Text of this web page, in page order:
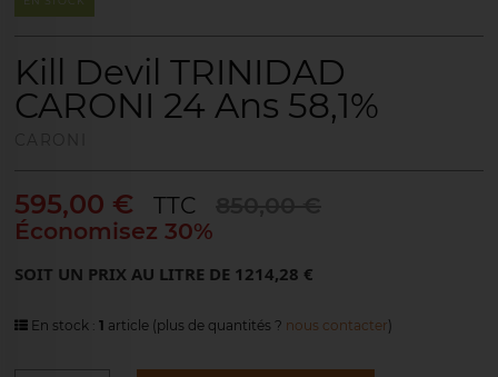
Kill Devil TRINIDAD
CARONI 24 Ans 58,1%
595,00 € TTC
Économisez 30%
SOIT UN PRIX AU LITRE DE 1214,28 €
En stock : 1 article(plus de quantités ? nous contacter)